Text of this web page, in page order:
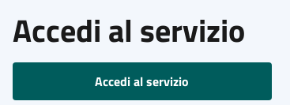
Accedi al servizio
Accedi al servizio